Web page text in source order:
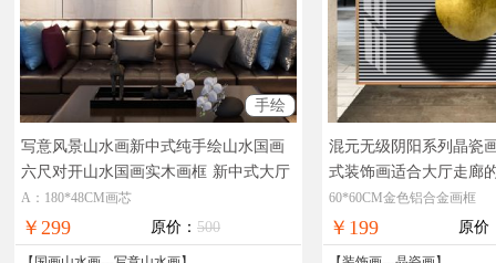
手绘
写意风景山水画新中式纯手绘山水国画
六尺对开山水国画实木画框 新中式大厅
山水画
A：180*48CM画芯
￥299 原价： 500
混元无级阴阳系列晶瓷
式装饰画适合大厅走廊
装饰画
60*60CM金色铝合金画框
￥199 原价